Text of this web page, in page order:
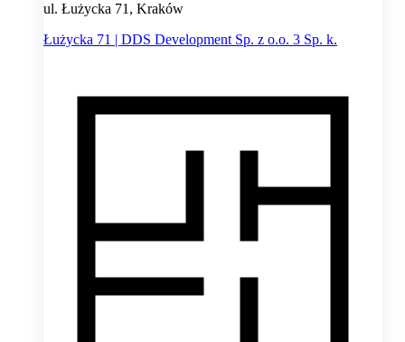
ul. Łużycka 71, Kraków
Łużycka 71 | DDS Development Sp. z o.o. 3 Sp. k.